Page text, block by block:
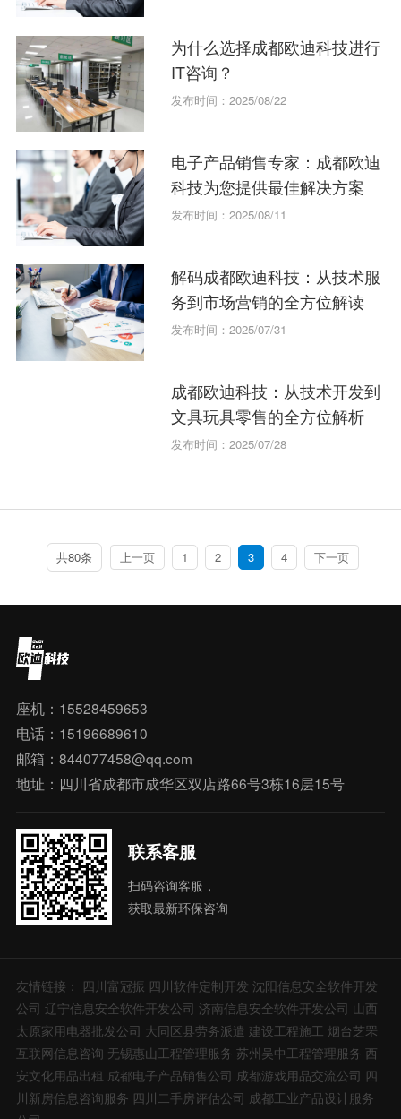
为什么选择成都欧迪科技进行
IT咨询？
发布时间：2025/08/22
电子产品销售专家：成都欧迪
科技为您提供最佳解决方案
发布时间：2025/08/11
解码成都欧迪科技：从技术服
务到市场营销的全方位解读
发布时间：2025/07/31
成都欧迪科技：从技术开发到
文具玩具零售的全方位解析
发布时间：2025/07/28
共80条 上一页 1 2 3 4 下一页
座机：15528459653
电话：15196689610
邮箱：844077458@qq.com
地址：四川省成都市成华区双店路66号3栋16层15号
联系客服
扫码咨询客服，
获取最新环保咨询
友情链接： 四川富冠振 四川软件定制开发 沈阳信息安全软件开发
公司 辽宁信息安全软件开发公司 济南信息安全软件开发公司 山西
太原家用电器批发公司 大同区县劳务派遣 建设工程施工 烟台芝罘
互联网信息咨询 无锡惠山工程管理服务 苏州吴中工程管理服务 西
安文化用品出租 成都电子产品销售公司 成都游戏用品交流公司 四
川新房信息咨询服务 四川二手房评估公司 成都工业产品设计服务